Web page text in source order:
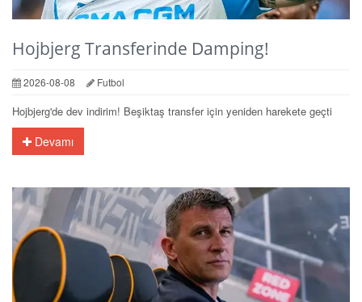
Hojbjerg Transferinde Damping!
2026-08-08 Futbol
Hojbjerg'de dev indirim! Beşiktaş transfer için yeniden harekete geçti
Devamı